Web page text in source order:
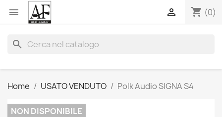
 shopping_cart (0)

search
Home USATO VENDUTO Polk Audio SIGNA S4
NON DISPONIBILE